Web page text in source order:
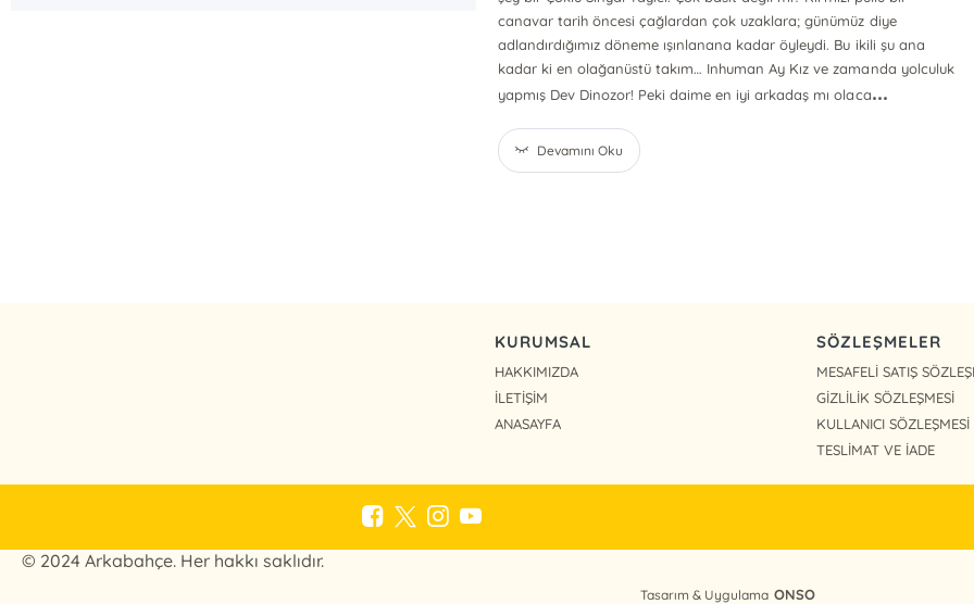
canavar tarih öncesi çağlardan çok uzaklara; günümüz diye
adlandırdığımız döneme ışınlanana kadar öyleydi. Bu ikili şu ana
kadar ki en olağanüstü takım… Inhuman Ay Kız ve zamanda yolculuk
yapmış Dev Dinozor! Peki daime en iyi arkadaş mı olaca...
Devamını Oku
KURUMSAL
HAKKIMIZDA
İLETİŞİM
ANASAYFA
SÖZLEŞMELER
MESAFELİ SATIŞ
GİZLİLİK SÖZLEŞMESİ
KULLANICI SÖZLEŞMESİ
TESLİMAT VE İADE
© 2024 Arkabahçe. Her hakkı saklıdır.
Tasarım & Uygulama ONSO